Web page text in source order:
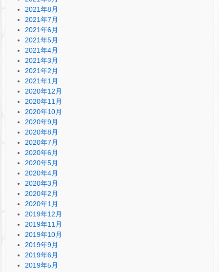
2021年8月
2021年7月
2021年6月
2021年5月
2021年4月
2021年3月
2021年2月
2021年1月
2020年12月
2020年11月
2020年10月
2020年9月
2020年8月
2020年7月
2020年6月
2020年5月
2020年4月
2020年3月
2020年2月
2020年1月
2019年12月
2019年11月
2019年10月
2019年9月
2019年6月
2019年5月